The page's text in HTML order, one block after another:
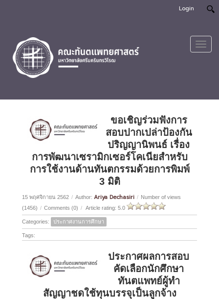
Login
ขอเชิญร่วมฟังการ
สอบปากเปล่าป้องกัน
ปริญญานิพนธ์ เรื่อง
การพัฒนาเซรามิกเซอร์โคเนียสำหรับ
การใช้งานด้านทันตกรรมด้วยการพิมพ์
3 มิติ
15 พฤศจิกายน 2562 / Author: Ariya Dechasiri / Number of views
(1456) / Comments (0) / Article rating: 5.0
Categories: ประกาศงานการศึกษา
Tags:
ประกาศผลการสอบ
คัดเลือกนักศึกษา
ทันตแพทย์ผู้ทำ
สัญญาชดใช้ทุนบรรจุเป็นลูกจ้าง